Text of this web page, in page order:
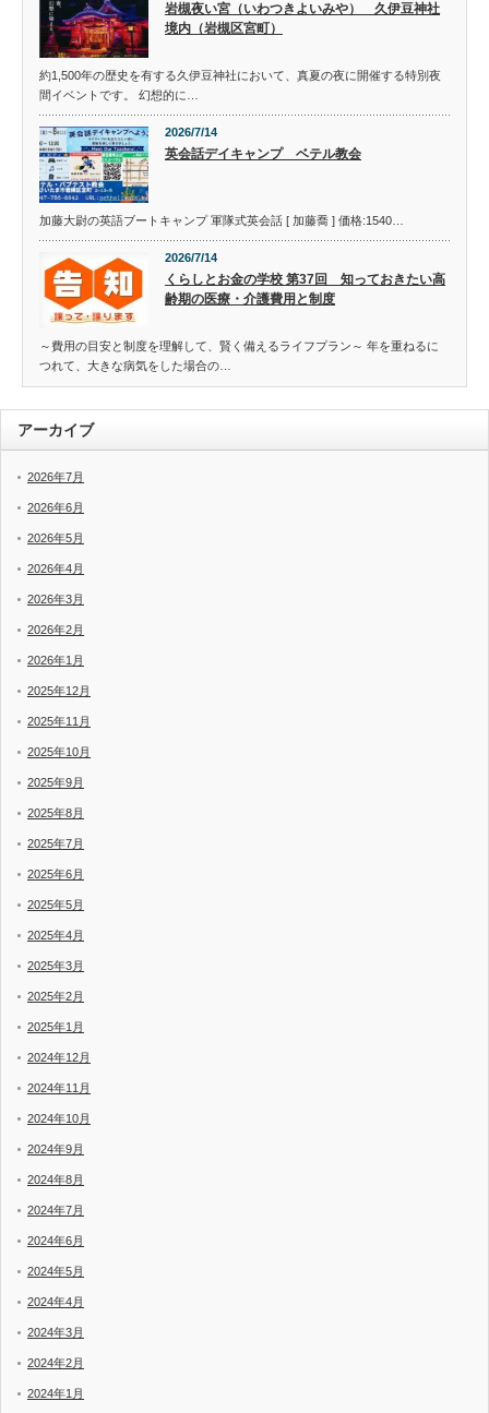
岩槻夜い宮（いわつきよいみや） 久伊豆神社
境内（岩槻区宮町）
約1,500年の歴史を有する久伊豆神社において、真夏の夜に開催する特別夜
間イベントです。 幻想的に…
2026/7/14
英会話デイキャンプ ベテル教会
加藤大尉の英語ブートキャンプ 軍隊式英会話 [ 加藤喬 ] 価格:1540…
2026/7/14
くらしとお金の学校 第37回 知っておきたい高
齢期の医療・介護費用と制度
～費用の目安と制度を理解して、賢く備えるライフプラン～ 年を重ねるに
つれて、大きな病気をした場合の…
アーカイブ
2026年7月
2026年6月
2026年5月
2026年4月
2026年3月
2026年2月
2026年1月
2025年12月
2025年11月
2025年10月
2025年9月
2025年8月
2025年7月
2025年6月
2025年5月
2025年4月
2025年3月
2025年2月
2025年1月
2024年12月
2024年11月
2024年10月
2024年9月
2024年8月
2024年7月
2024年6月
2024年5月
2024年4月
2024年3月
2024年2月
2024年1月